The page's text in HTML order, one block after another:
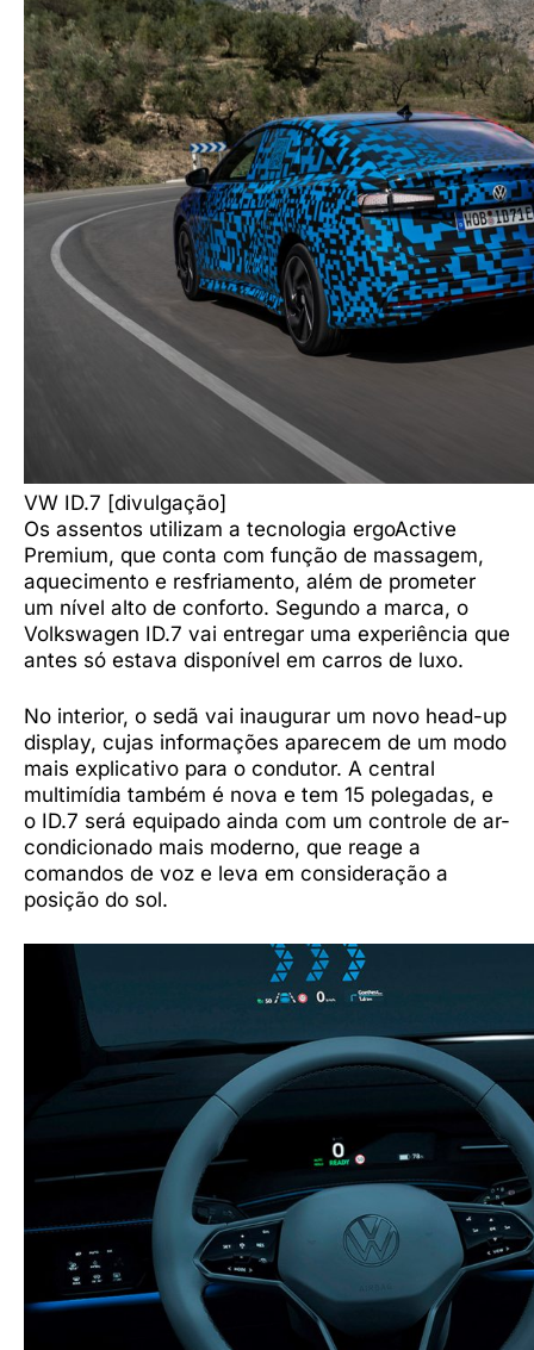
VW ID.7 [divulgação]
Os assentos utilizam a tecnologia ergoActive
Premium, que conta com função de massagem,
aquecimento e resfriamento, além de prometer
um nível alto de conforto. Segundo a marca, o
Volkswagen ID.7 vai entregar uma experiência que
antes só estava disponível em carros de luxo.
No interior, o sedã vai inaugurar um novo head-up
display, cujas informações aparecem de um modo
mais explicativo para o condutor. A central
multimídia também é nova e tem 15 polegadas, e
o ID.7 será equipado ainda com um controle de ar-
condicionado mais moderno, que reage a
comandos de voz e leva em consideração a
posição do sol.